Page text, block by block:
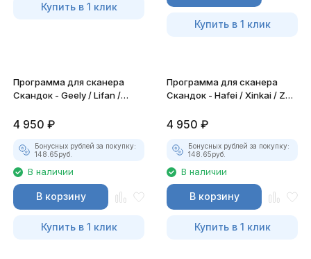
Купить в 1 клик
Купить в 1 клик
Программа для сканера
Скандок - Geely / Lifan /
4 950 ₽
Бонусных рублей за покупку:
148.65руб.
В наличии
В корзину
Купить в 1 клик
Программа для сканера
Скандок - Hafei / Xinkai / ZX /
4 950 ₽
Бонусных рублей за покупку:
148.65руб.
В наличии
В корзину
Купить в 1 клик